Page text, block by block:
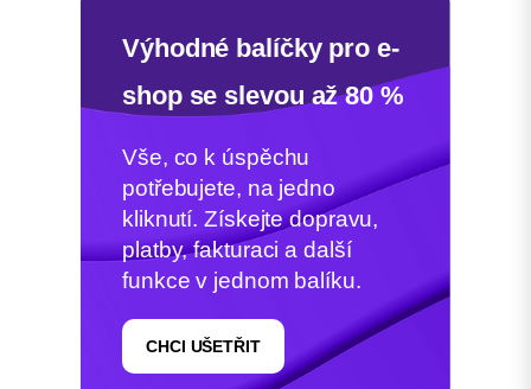
Výhodné balíčky pro e-
shop se slevou až 80 %
Vše, co k úspěchu
potřebujete, na jedno
kliknutí. Získejte dopravu,
platby, fakturaci a další
funkce v jednom balíku.
CHCI UŠETŘIT